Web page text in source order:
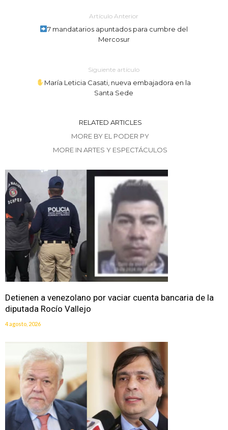
Artículo Anterior
7 mandatarios apuntados para cumbre del
Mercosur
Siguiente artículo
María Leticia Casati, nueva embajadora en la
Santa Sede
RELATED ARTICLES
MORE BY EL PODER PY
MORE IN ARTES Y ESPECTÁCULOS
Detienen a venezolano por vaciar cuenta bancaria de la
diputada Rocío Vallejo
4 agosto, 2026